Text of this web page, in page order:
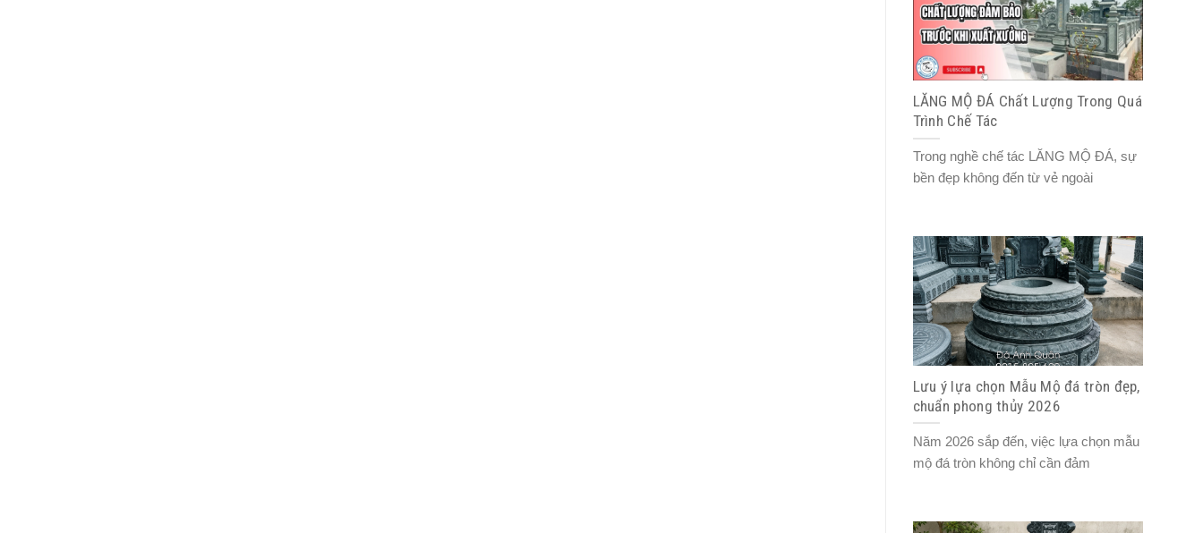
LĂNG MỘ ĐÁ Chất Lượng Trong Quá
Trình Chế Tác
Trong nghề chế tác LĂNG MỘ ĐÁ, sự
bền đẹp không đến từ vẻ ngoài
Lưu ý lựa chọn Mẫu Mộ đá tròn đẹp,
chuẩn phong thủy 2026
Năm 2026 sắp đến, việc lựa chọn mẫu
mộ đá tròn không chỉ cần đảm